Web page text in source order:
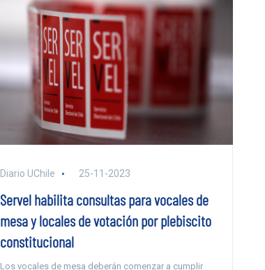
Diario UChile 25-11-2023
Servel habilita consultas para vocales de
mesa y locales de votación por plebiscito
constitucional
Los vocales de mesa deberán comenzar a cumplir